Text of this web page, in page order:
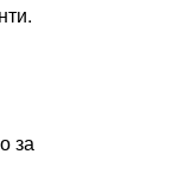
за